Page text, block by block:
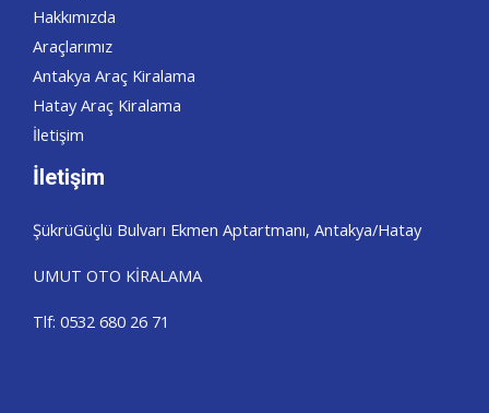
Hakkımızda
Araçlarımız
Antakya Araç Kiralama
Hatay Araç Kiralama
İletişim
İletişim
ŞükrüGüçlü Bulvarı Ekmen Aptartmanı, Antakya/Hatay
UMUT OTO KİRALAMA
Tlf: 0532 680 26 71